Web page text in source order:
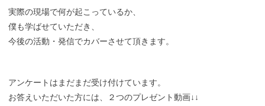
実際の現場で何が起こっているか、
僕も学ばせていただき、
今後の活動・発信でカバーさせて頂きます。
アンケートはまだまだ受け付けています。
お答えいただいた方には、２つのプレゼント動画↓↓